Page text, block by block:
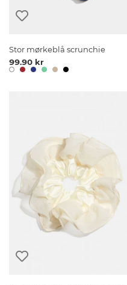
Stor mørkeblå scrunchie
99.90 kr